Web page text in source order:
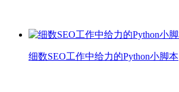
细数SEO工作中给力的Python小脚本